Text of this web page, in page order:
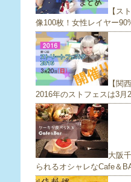
【ス
像100枚！女性レイヤー
【関
2016年のストフェスは3月
大阪
られるオシャレなCafe＆